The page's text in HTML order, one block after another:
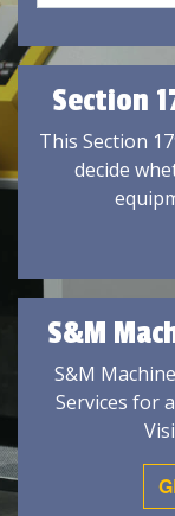
Section
This Section
decide
S&M
S&M
Services for